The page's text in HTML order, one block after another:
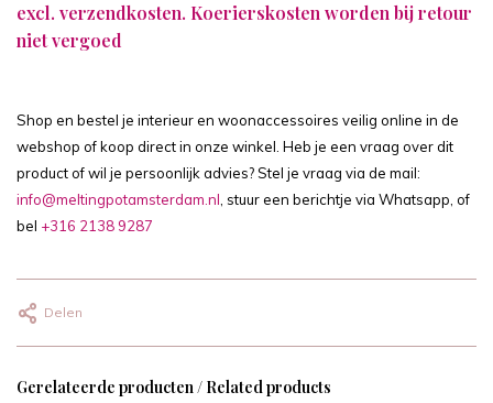
excl. verzendkosten. Koerierskosten worden bij retour
niet vergoed
Shop en bestel je interieur en woonaccessoires veilig online in de
webshop of koop direct in onze winkel. Heb je een vraag over dit
product of wil je persoonlijk advies? Stel je vraag via de mail:
info@meltingpotamsterdam.nl, stuur een berichtje via Whatsapp, of
bel +316 2138 9287
Delen
Gerelateerde producten / Related products